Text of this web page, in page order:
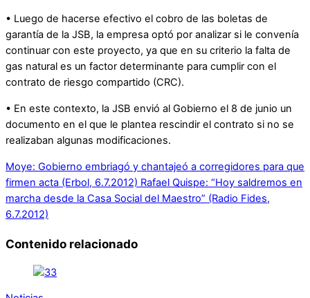
• Luego de hacerse efectivo el cobro de las boletas de
garantía de la JSB, la empresa optó por analizar si le convenía
continuar con este proyecto, ya que en su criterio la falta de
gas natural es un factor determinante para cumplir con el
contrato de riesgo compartido (CRC).
• En este contexto, la JSB envió al Gobierno el 8 de junio un
documento en el que le plantea rescindir el contrato si no se
realizaban algunas modificaciones.
Moye: Gobierno embriagó y chantajeó a corregidores para que
firmen acta (Erbol, 6.7.2012) Rafael Quispe: “Hoy saldremos en
marcha desde la Casa Social del Maestro” (Radio Fides,
6.7.2012)
Contenido relacionado